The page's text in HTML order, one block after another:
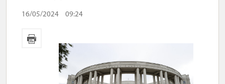
16/05/2024 09:24